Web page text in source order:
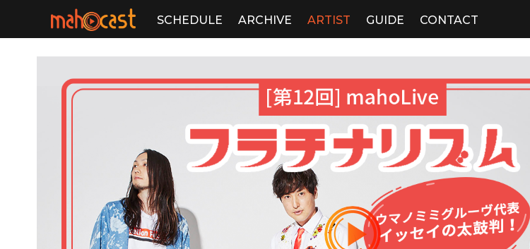
SCHEDULE ARCHIVE ARTIST GUIDE CONTACT